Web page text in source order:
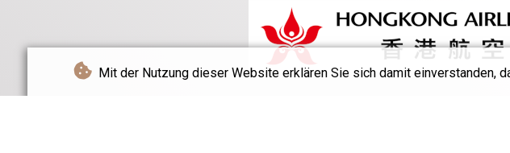
Mit der Nutzung dieser Website erklären Sie sich damit einverstanden,